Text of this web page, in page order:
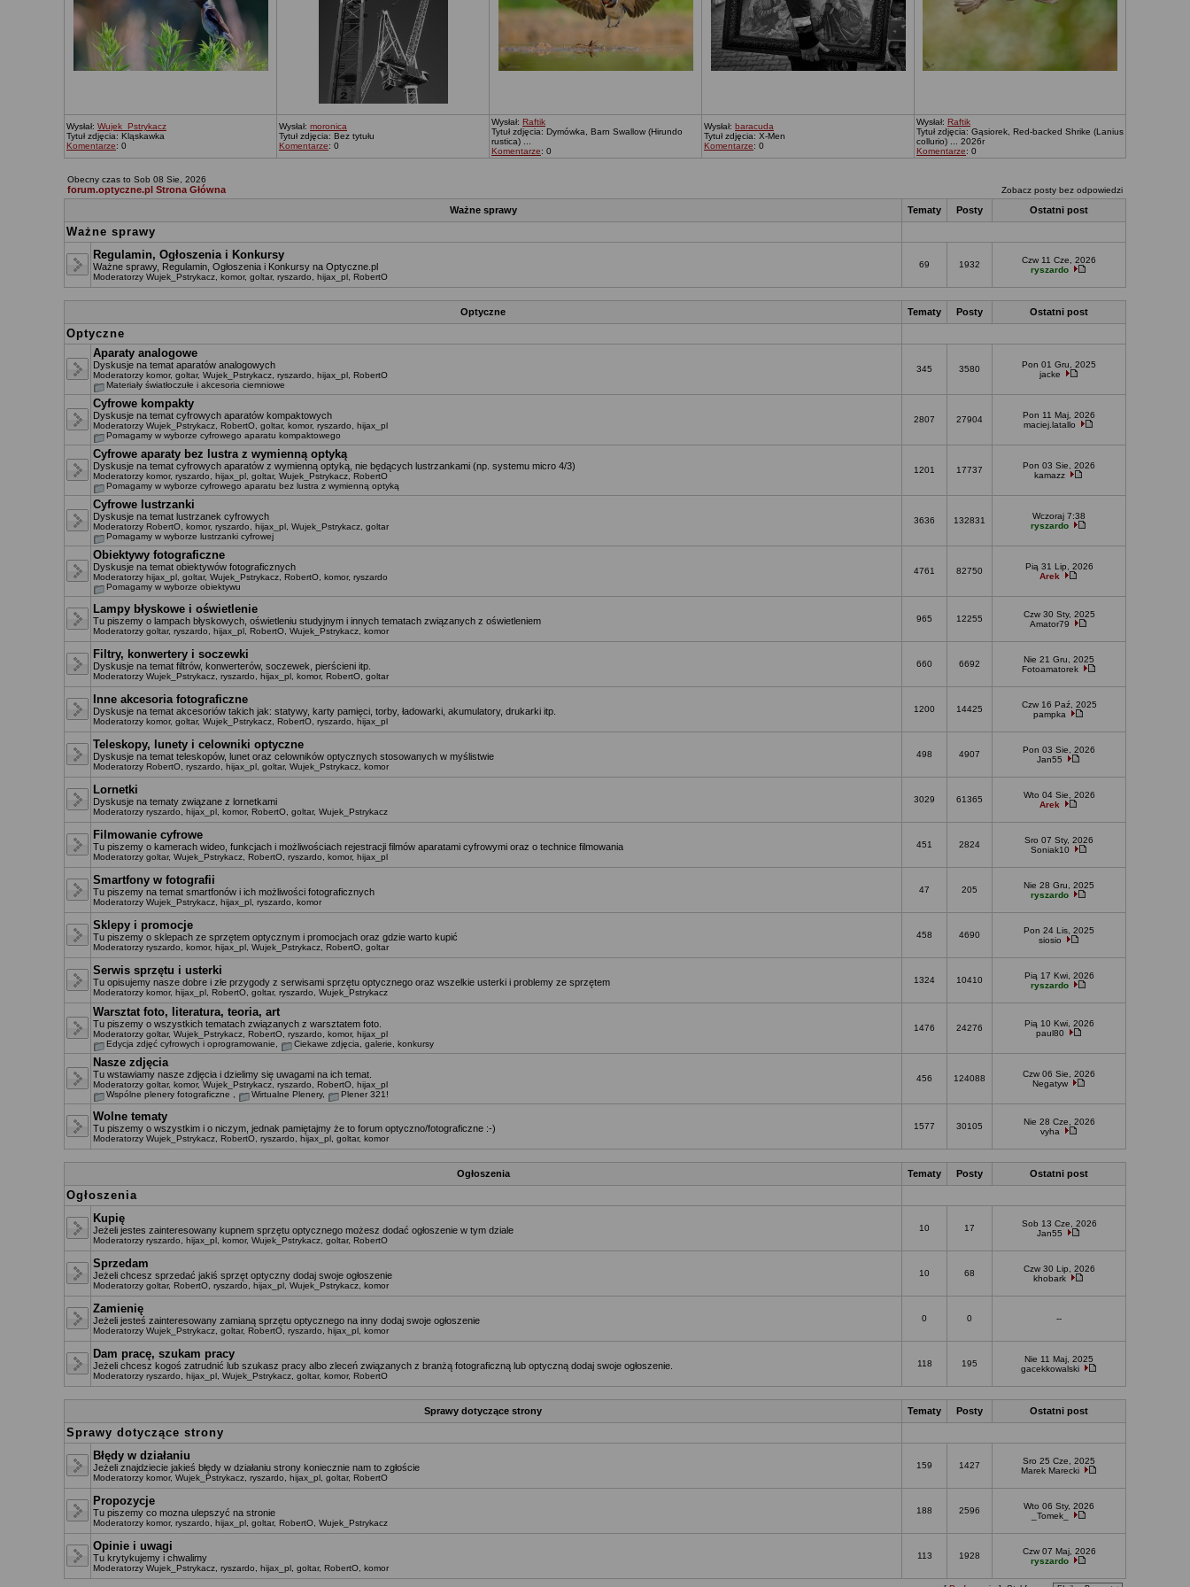
Wysłał: Wujek_Pstrykacz
Tytuł zdjęcia: Kląskawka
Komentarze: 0
Wysłał: moronica
Tytuł zdjęcia: Bez tytułu
Komentarze: 0
Wysłał: Raftik
Tytuł zdjęcia: Dymówka, Barn Swallow (Hirundo
rustica) ...
Komentarze: 0
Wysłał: baracuda
Tytuł zdjęcia: X-Men
Komentarze: 0
Wysłał: Raftik
Tytuł zdjęcia: Gąsiorek, Red-backed Shrike (Lanius
collurio) ... 2026r
Komentarze: 0
Obecny czas to Sob 08 Sie, 2026
forum.optyczne.pl Strona Główna Zobacz posty bez odpowiedzi
Ważne sprawy Tematy Posty Ostatni post
Ważne sprawy
Regulamin, Ogłoszenia i Konkursy
Ważne sprawy, Regulamin, Ogłoszenia i Konkursy na Optyczne.pl
Moderatorzy Wujek_Pstrykacz komor, goltar, ryszardo hijax_pl RobertO
69 1932
Czw 11 Cze, 2026
ryszardo
Optyczne Tematy Posty Ostatni post
Optyczne
Aparaty analogowe
Dyskusje na temat aparatów analogowych
Moderatorzy komor, goltar, Wujek_Pstrykacz ryszardo hijax_pl RobertO
Materiały światłoczułe i akcesoria ciemniowe
345 3580
Pon 01 Gru, 2025
jacke
Cyfrowe kompakty
Dyskusje na temat cyfrowych aparatów kompaktowych
Moderatorzy Wujek_Pstrykacz RobertO goltar, komor, ryszardo
hijax_pl
Pomagamy w wyborze cyfrowego aparatu kompaktowego
2807 27904
Pon 11 Maj, 2026
maciej.latallo
Cyfrowe aparaty bez lustra z wymienną optyką
Dyskusje na temat cyfrowych aparatów z wymienną optyką, nie będących lustrzankami (np. systemu micro 4/3)
Moderatorzy komor, ryszardo hijax_pl goltar, Wujek_Pstrykacz RobertO
Pomagamy w wyborze cyfrowego aparatu bez lustra z wymienną optyką
1201 17737
Pon 03 Sie, 2026
kamazz
Cyfrowe lustrzanki
Dyskusje na temat lustrzanek cyfrowych
Moderatorzy RobertO komor, ryszardo hijax_pl Wujek_Pstrykacz goltar
Pomagamy w wyborze lustrzanki cyfrowej
3636 132831
Wczoraj 7:38
ryszardo
Obiektywy fotograficzne
Dyskusje na temat obiektywów fotograficznych
Moderatorzy hijax_pl goltar, Wujek_Pstrykacz RobertO komor, ryszardo
Pomagamy w wyborze obiektywu
4761 82750
Pią 31 Lip, 2026
Arek
Lampy błyskowe i oświetlenie
Tu piszemy o lampach błyskowych, oświetleniu studyjnym i innych tematach związanych z oświetleniem
Moderatorzy goltar, ryszardo hijax_pl RobertO Wujek_Pstrykacz komor
965 12255
Czw 30 Sty, 2025
Amator79
Filtry, konwertery i soczewki
Dyskusje na temat filtrów, konwerterów, soczewek, pierścieni itp.
Moderatorzy Wujek_Pstrykacz ryszardo hijax_pl komor, RobertO goltar
660 6692
Nie 21 Gru, 2025
Fotoamatorek
Inne akcesoria fotograficzne
Dyskusje na temat akcesoriów takich jak: statywy, karty pamięci, torby, ładowarki, akumulatory, drukarki itp.
Moderatorzy komor, goltar, Wujek_Pstrykacz RobertO ryszardo hijax_pl
1200 14425
Czw 16 Paź, 2025
pampka
Teleskopy, lunety i celowniki optyczne
Dyskusje na temat teleskopów, lunet oraz celowników optycznych stosowanych w myślistwie
Moderatorzy RobertO ryszardo hijax_pl goltar, Wujek_Pstrykacz komor
498 4907
Pon 03 Sie, 2026
Jan55
Lornetki
Dyskusje na tematy związane z lornetkami
Moderatorzy ryszardo hijax_pl komor, RobertO goltar, Wujek_Pstrykacz
3029 61365
Wto 04 Sie, 2026
Arek
Filmowanie cyfrowe
Tu piszemy o kamerach wideo, funkcjach i możliwościach rejestracji filmów aparatami cyfrowymi oraz o technice filmowania
Moderatorzy goltar, Wujek_Pstrykacz RobertO ryszardo komor, hijax_pl
451 2824
Sro 07 Sty, 2026
Soniak10
Smartfony w fotografii
Tu piszemy na temat smartfonów i ich możliwości fotograficznych
Moderatorzy Wujek_Pstrykacz hijax_pl ryszardo komor
47 205
Nie 28 Gru, 2025
ryszardo
Sklepy i promocje
Tu piszemy o sklepach ze sprzętem optycznym i promocjach oraz gdzie warto kupić
Moderatorzy ryszardo komor, hijax_pl Wujek_Pstrykacz RobertO goltar
458 4690
Pon 24 Lis, 2025
siosio
Serwis sprzętu i usterki
Tu opisujemy nasze dobre i złe przygody z serwisami sprzętu optycznego oraz wszelkie usterki i problemy ze sprzętem
Moderatorzy komor, hijax_pl RobertO goltar, ryszardo Wujek_Pstrykacz
1324 10410
Pią 17 Kwi, 2026
ryszardo
Warsztat foto, literatura, teoria, art
Tu piszemy o wszystkich tematach związanych z warsztatem foto.
Moderatorzy goltar, Wujek_Pstrykacz RobertO ryszardo komor, hijax_pl
Edycja zdjęć cyfrowych i oprogramowanie
Ciekawe zdjęcia, galerie, konkursy
1476 24276
Pią 10 Kwi, 2026
paul80
Nasze zdjęcia
Tu wstawiamy nasze zdjęcia i dzielimy się uwagami na ich temat.
Moderatorzy goltar, komor, Wujek_Pstrykacz ryszardo RobertO hijax_pl
Wspólne plenery fotograficzne
Wirtualne Plenery, Plener 321!
456 124088
Czw 06 Sie, 2026
Negatyw
Wolne tematy
Tu piszemy o wszystkim i o niczym, jednak pamiętajmy że to forum optyczno/fotograficzne :-)
Moderatorzy Wujek_Pstrykacz RobertO ryszardo hijax_pl goltar, komor
1577 30105
Nie 28 Cze, 2026
vyha
Ogłoszenia Tematy Posty Ostatni post
Ogłoszenia
Kupię
Jeżeli jestes zainteresowany kupnem sprzętu optycznego możesz dodać ogłoszenie w tym dziale
Moderatorzy ryszardo hijax_pl komor, Wujek_Pstrykacz goltar, RobertO
10 17
Sob 13 Cze, 2026
Jan55
Sprzedam
Jeżeli chcesz sprzedać jakiś sprzęt optyczny dodaj swoje ogłoszenie
Moderatorzy goltar, RobertO ryszardo hijax_pl Wujek_Pstrykacz komor
10 68
Czw 30 Lip, 2026
khobark
Zamienię
Jeżeli jesteś zainteresowany zamianą sprzętu optycznego na inny dodaj swoje ogłoszenie
Moderatorzy Wujek_Pstrykacz goltar, RobertO ryszardo hijax_pl komor
0 0 --
Dam pracę, szukam pracy
Jeżeli chcesz kogoś zatrudnić lub szukasz pracy albo zleceń związanych z branżą fotograficzną lub optyczną dodaj swoje ogłoszenie.
Moderatorzy ryszardo hijax_pl Wujek_Pstrykacz goltar, komor, RobertO
118 195
Nie 11 Maj, 2025
gacekkowalski
Sprawy dotyczące strony Tematy Posty Ostatni post
Sprawy dotyczące strony
Błędy w działaniu
Jeżeli znajdziecie jakieś błędy w działaniu strony koniecznie nam to zgłoście
Moderatorzy komor, Wujek_Pstrykacz ryszardo hijax_pl goltar, RobertO
159 1427
Sro 25 Cze, 2025
Marek Marecki
Propozycje
Tu piszemy co mozna ulepszyć na stronie
Moderatorzy komor, ryszardo hijax_pl goltar, RobertO Wujek_Pstrykacz
188 2596
Wto 06 Sty, 2026
_Tomek_
Opinie i uwagi
Tu krytykujemy i chwalimy
Moderatorzy Wujek_Pstrykacz ryszardo hijax_pl goltar, RobertO komor
113 1928
Czw 07 Maj, 2026
ryszardo